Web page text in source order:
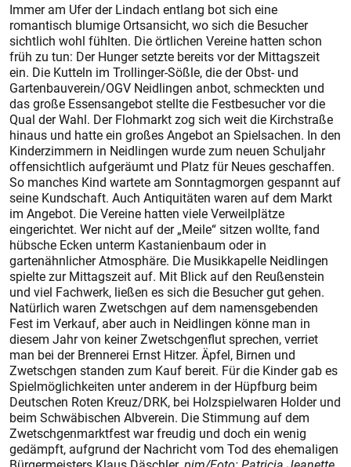
Immer am Ufer der Lindach entlang bot sich eine
romantisch blumige Ortsansicht, wo sich die Besucher
sichtlich wohl fühlten. Die örtlichen Vereine hatten schon
früh zu tun: Der Hunger setzte bereits vor der Mittagszeit
ein. Die Kutteln im Trollinger-Sößle, die der Obst- und
Gartenbauverein/OGV Neidlingen anbot, schmeckten und
das große Essensangebot stellte die Festbesucher vor die
Qual der Wahl. Der Flohmarkt zog sich weit die Kirchstraße
hinaus und hatte ein großes Angebot an Spielsachen. In den
Kinderzimmern in Neidlingen wurde zum neuen Schuljahr
offensichtlich aufgeräumt und Platz für Neues geschaffen.
So manches Kind wartete am Sonntagmorgen gespannt auf
seine Kundschaft. Auch Antiquitäten waren auf dem Markt
im Angebot. Die Vereine hatten viele Verweilplätze
eingerichtet. Wer nicht auf der „Meile“ sitzen wollte, fand
hübsche Ecken unterm Kastanienbaum oder in
gartenähnlicher Atmosphäre. Die Musikkapelle Neidlingen
spielte zur Mittagszeit auf. Mit Blick auf den Reußenstein
und viel Fachwerk, ließen es sich die Besucher gut gehen.
Natürlich waren Zwetschgen auf dem namensgebenden
Fest im Verkauf, aber auch in Neidlingen könne man in
diesem Jahr von keiner Zwetschgenflut sprechen, verriet
man bei der Brennerei Ernst Hitzer. Äpfel, Birnen und
Zwetschgen standen zum Kauf bereit. Für die Kinder gab es
Spielmöglichkeiten unter anderem in der Hüpfburg beim
Deutschen Roten Kreuz/DRK, bei Holzspielwaren Holder und
beim Schwäbischen Albverein. Die Stimmung auf dem
Zwetschgenmarktfest war freudig und doch ein wenig
gedämpft, aufgrund der Nachricht vom Tod des ehemaligen